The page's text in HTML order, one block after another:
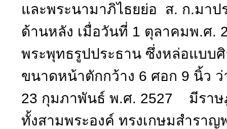
และพระนามาภิไธยย่อ ส. ก.มา
ด้านหลัง เมื่อวันที่ 1 ตุลาคมพ.ศ
พระพุทธรูปประธาน ซึ่งหล่อแบบ
ขนาดหน้าตักกว้าง 6 ศอก 9 นิ้ว
23 กุมภาพันธ์ พ.ศ. 2527 มีราษ
ทั้งสามพระองค์ ทรงเกษมสำราญ